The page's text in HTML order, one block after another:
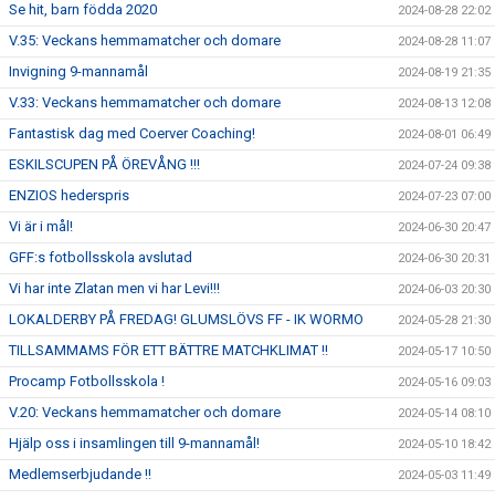
Se hit, barn födda 2020 2024-08-28 22:02
V.35: Veckans hemmamatcher och domare 2024-08-28 11:07
Invigning 9-mannamål 2024-08-19 21:35
V.33: Veckans hemmamatcher och domare 2024-08-13 12:08
Fantastisk dag med Coerver Coaching! 2024-08-01 06:49
ESKILSCUPEN PÅ ÖREVÅNG !!! 2024-07-24 09:38
ENZIOS hederspris 2024-07-23 07:00
Vi är i mål! 2024-06-30 20:47
GFF:s fotbollsskola avslutad 2024-06-30 20:31
Vi har inte Zlatan men vi har Levi!!! 2024-06-03 20:30
LOKALDERBY PÅ FREDAG! GLUMSLÖVS FF - IK WORMO 2024-05-28 21:30
TILLSAMMAMS FÖR ETT BÄTTRE MATCHKLIMAT !! 2024-05-17 10:50
Procamp Fotbollsskola ! 2024-05-16 09:03
V.20: Veckans hemmamatcher och domare 2024-05-14 08:10
Hjälp oss i insamlingen till 9-mannamål! 2024-05-10 18:42
Medlemserbjudande !! 2024-05-03 11:49